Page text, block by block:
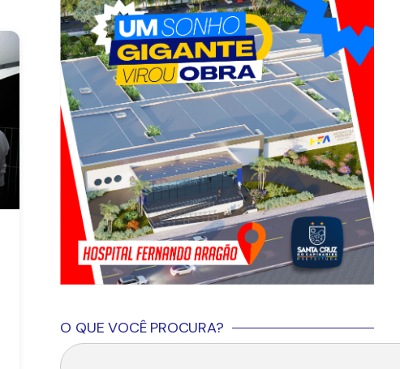
O QUE VOCÊ PROCURA?